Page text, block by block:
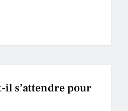
il s’attendre pour